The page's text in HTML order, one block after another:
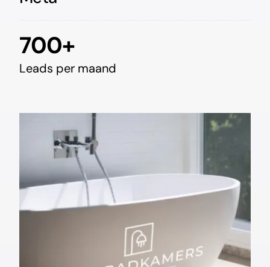
700+
Leads per maand